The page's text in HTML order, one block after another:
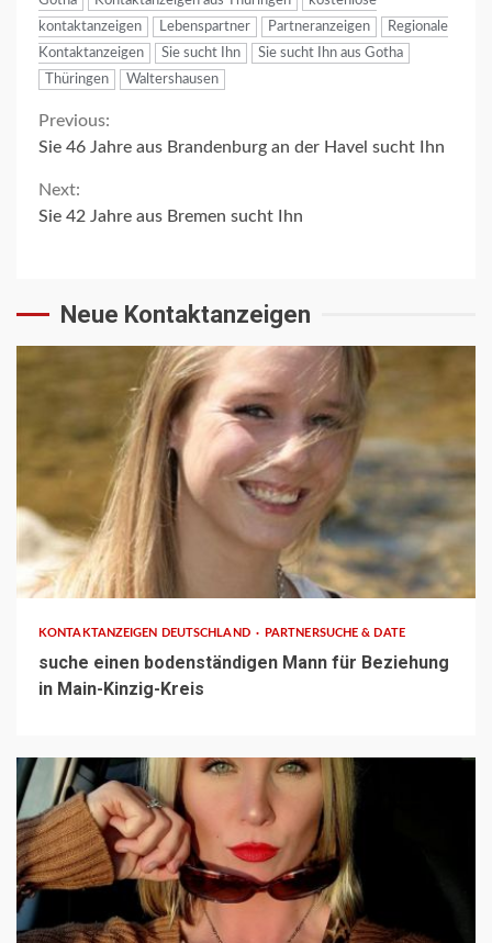
kontaktanzeigen
Lebenspartner Partneranzeigen
Regionale
Kontaktanzeigen
Sie sucht Ihn
Sie sucht Ihn aus Gotha
Thüringen
Waltershausen
Continue
Reading
Previous:
Sie 46 Jahre aus Brandenburg an der Havel sucht Ihn
Next:
Sie 42 Jahre aus Bremen sucht Ihn
Neue Kontaktanzeigen
1 min read
KONTAKTANZEIGEN DEUTSCHLAND PARTNERSUCHE & DATE
suche einen bodenständigen Mann für Beziehung
in Main-Kinzig-Kreis